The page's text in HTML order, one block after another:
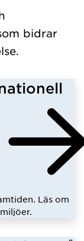
bidrar
Läs om